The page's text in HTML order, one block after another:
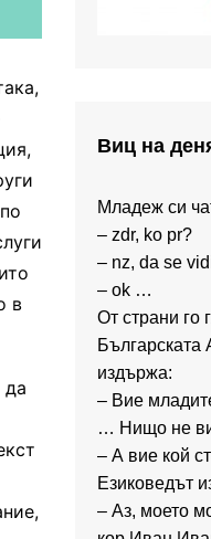
в
да
Виц на
Младеж си
– zdr, ko pr?
– nz, da se
– ok …
От страни го
Българската
издържа:
– Вие
… Нищо не
– А вие кой
Езиковедът
– Аз, моето